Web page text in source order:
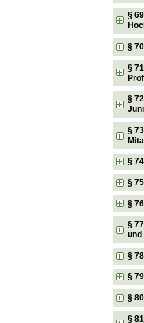
§
§
§
§
§
§
§
§
§
§
§
§
§